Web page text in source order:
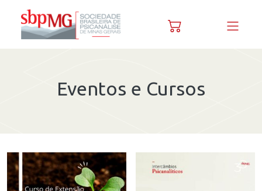
Skip to content
Eventos e Cursos